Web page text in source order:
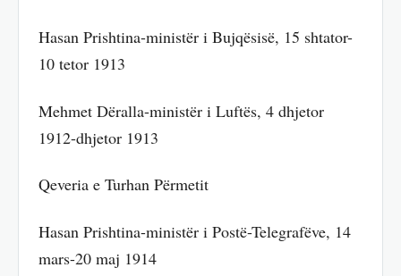
Hasan Prishtina-ministër i Bujqësisë, 15 shtator-
10 tetor 1913
Mehmet Dëralla-ministër i Luftës, 4 dhjetor
1912-dhjetor 1913
Qeveria e Turhan Përmetit
Hasan Prishtina-ministër i Postë-Telegrafëve, 14
mars-20 maj 1914